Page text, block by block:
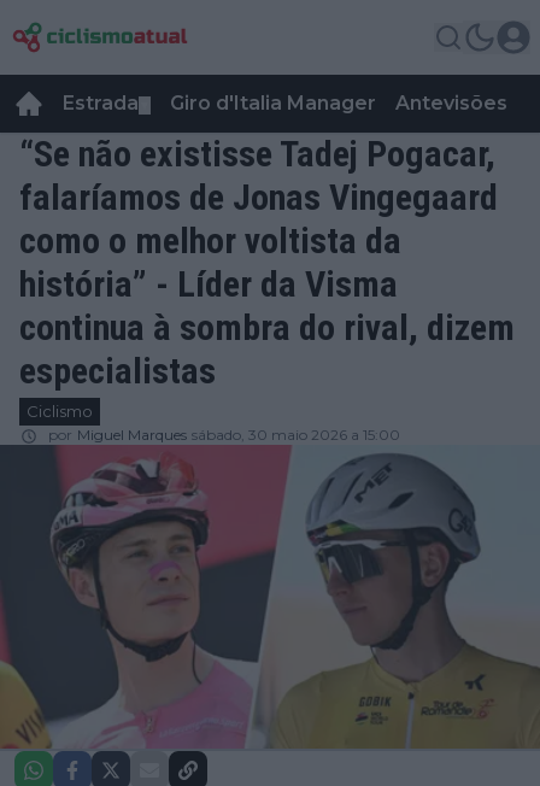
Estrada Giro d'Italia Manager Antevisões
“Se não existisse Tadej Pogacar,
falaríamos de Jonas Vingegaard
como o melhor voltista da
história” - Líder da Visma
continua à sombra do rival, dizem
especialistas
Ciclismo
por Miguel Marques sábado, 30 maio 2026 a 15:00